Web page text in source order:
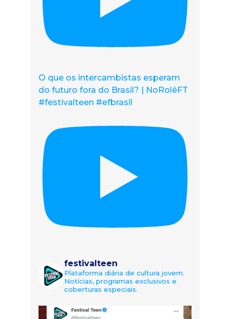
O que os intercambistas esperam
do futuro fora do Brasil? | NoRolêFT
#festivalteen #efbrasil
festivalteen
Plataforma diária de cultura jovem.
Notícias, programas exclusivos e
coberturas especiais.